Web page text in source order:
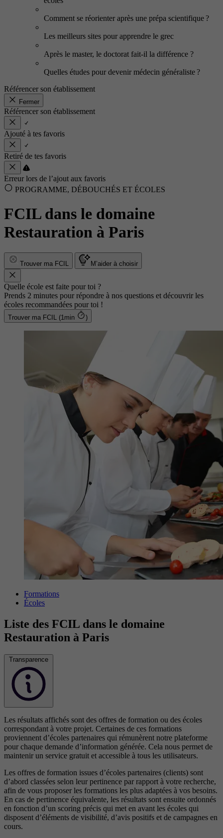
Comment se réorienter après une prépa scientifique ?
Les meilleurs sites pour apprendre le grec
Après le master, le doctorat fait-il la différence ?
Quelles études pour devenir médecin généraliste ?
Référencer son établissement
Fermer
Référencer son établissement
Ajouté à tes favoris
Retiré de tes favoris
Erreur lors de l’ajout aux favoris
PROGRAMME, DÉBOUCHÉS ET ÉCOLES
FCIL dans le domaine
Restauration à Paris
Trouver ma FCIL M’aider à choisir
Quelle école est faite pour toi ?
Prends 2 minutes pour répondre à nos questions et découvrir les
écoles recommandées pour toi !
Trouver ma FCIL (1min )
Formations
Écoles
Liste des FCIL dans le domaine
Restauration à Paris
Transparence
Les résultats affichés sont des offres de formation ou des écoles
correspondant à votre projet. Certaines de ces formations
proviennent d’écoles partenaires qui rémunèrent notre plateforme
pour chaque demande d’information générée. Cela nous permet de
maintenir un service gratuit et accessible à tous les utilisateurs.
Les offres de formation issues d’écoles partenaires (clients) sont
d’abord classées selon leur pertinence par rapport à votre recherche,
afin de vous proposer les formations les plus adaptées à vos besoins.
En cas de pertinence équivalente, les résultats sont ensuite ordonnés
en fonction d’un scoring précis qui met en avant les écoles qui
disposent d’éléments de visibilité, d’avis positifs et de campagnes en
cours.